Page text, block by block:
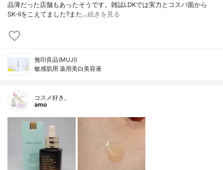
品薄だった店舗もあったそうです。雑誌LDKでは実力とコスパ面から
SK-IIをこえてました?また…続きを見る
無印良品(MUJI)
敏感肌用 薬用美白美容液
コスメ好き。
amo